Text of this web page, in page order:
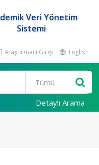
Veri Yönetim
Sistemi
Araştırmacı Girişi English
Detaylı Arama